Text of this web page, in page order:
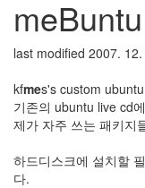
meBuntu
last modified 2007. 12.
kfmes's custom
기존의 ubuntu live cd
제가 자주 쓰는 패키지
하드디스크에 설치할
다.
Java
자
테
온
모
델